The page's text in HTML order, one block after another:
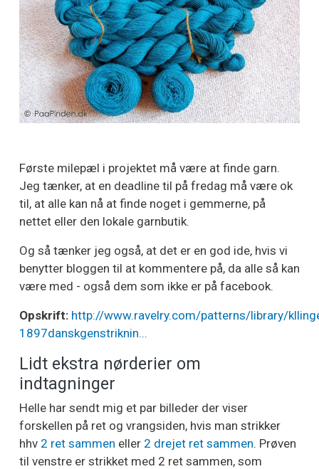
Første milepæl i projektet må være at finde garn.
Jeg tænker, at en deadline til på fredag må være ok
til, at alle kan nå at finde noget i gemmerne, på
nettet eller den lokale garnbutik.
Og så tænker jeg også, at det er en god ide, hvis vi
benytter bloggen til at kommentere på, da alle så kan
være med - også dem som ikke er på facebook.
Opskrift: http://www.ravelry.com/patterns/library/
1897danskgenstriknin...
Lidt ekstra nørderier om
indtagninger
Helle har sendt mig et par billeder der viser
forskellen på ret og vrangsiden, hvis man strikker
hhv 2 ret sammen eller 2 drejet ret sammen. Prøven
til venstre er strikket med 2 ret sammen, som